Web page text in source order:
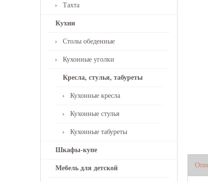
Тахта
Кухни
Столы обеденные
Кухонные уголки
Кресла, стулья, табуреты
Кухонные кресла
Кухонные стулья
Кухонные табуреты
Шкафы-купе
Мебель для детской